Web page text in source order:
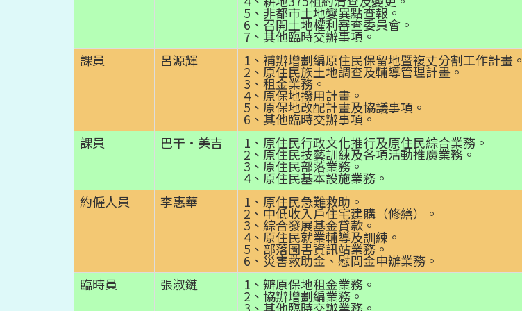
5、非都市土地變異點查報。
6、召開土地權利審查委員會。
7、其他臨時交辦事項。
課員
呂源輝 1、補辦增劃編原住民保留地暨複丈分割工作計畫。
2、原住民族土地調查及輔導管理計畫。
3、租金業務。
4、原保地撥用計畫。
5、原保地改配計畫及協議事項。
6、其他臨時交辦事項。
課員 巴干‧美吉 1、原住民行政文化推行及原住民綜合業務。
2、原住民技藝訓練及各項活動推廣業務。
3、原住民部落業務。
4、原住民基本設施業務。
約僱人員 李惠華 1、原住民急難救助。
2、中低收入戶住宅建購（修繕）。
3、綜合發展基金貸款。
4、原住民就業輔導及訓練。
5、部落圖書資訊站業務。
6、災害救助金、慰問金申辦業務。
臨時員 張淑鏈 1、辧原保地租金業務。
2、協辦增劃編業務。
3、其他臨時交辦業務。